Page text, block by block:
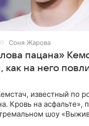
Соня Жарова
пацана»
как на него
известный по
Кровь на асфальте»,
шоу